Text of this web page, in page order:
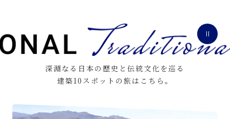
深淵なる日本の歴史と伝統文化を巡る
建築10スポットの旅はこちら。